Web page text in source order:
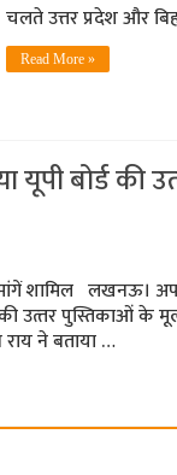
चलते उत्तर प्रदेश और
Read More »
बोर्ड की
शामिल लखनऊ।
उत्‍तर पुस्तिकाओं के
राय ने बताया …